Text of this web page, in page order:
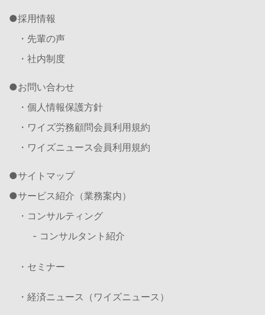
採用情報
・先輩の声
・社内制度
お問い合わせ
・個人情報保護方針
・ワイズ労務顧問会員利用規約
・ワイズニュース会員利用規約
サイトマップ
サービス紹介（業務案内）
・コンサルティング
- コンサルタント紹介
・セミナー
・経済ニュース（ワイズニュース）